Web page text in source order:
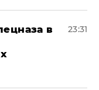
в
23:31